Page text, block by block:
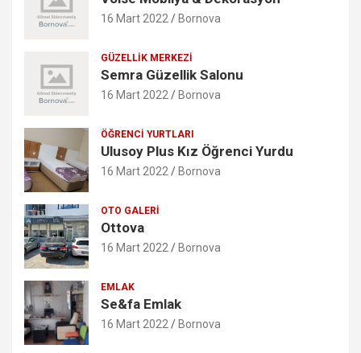
16 Mart 2022 Bornova
GÜZELLIK MERKEZI
Semra Güzellik Salonu
16 Mart 2022 Bornova
ÖĞRENCI YURTLARI
Ulusoy Plus Kız Öğrenci Yurdu
16 Mart 2022 Bornova
OTO GALERI
Ottova
16 Mart 2022 Bornova
EMLAK
Se&fa Emlak
16 Mart 2022 Bornova